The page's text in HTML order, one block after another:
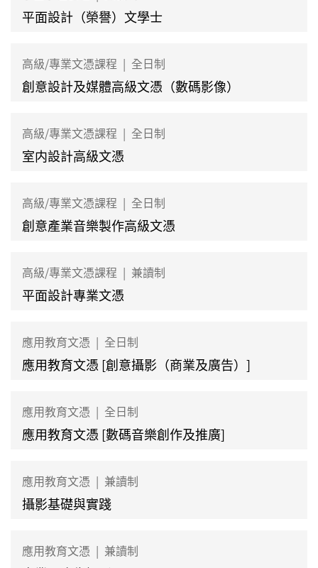
平面設計（榮譽）文學士
高級/專業文憑課程 | 全日制
創意設計及媒體高級文憑（數碼影像）
高級/專業文憑課程 | 全日制
室内設計高級文憑
高級/專業文憑課程 | 全日制
創意產業音樂製作高級文憑
高級/專業文憑課程 | 兼讀制
平面設計專業文憑
應用教育文憑 | 全日制
應用教育文憑 [創意攝影（商業及廣告）]
應用教育文憑 | 全日制
應用教育文憑 [數碼音樂創作及推廣]
應用教育文憑 | 兼讀制
攝影基礎與實踐
應用教育文憑 | 兼讀制